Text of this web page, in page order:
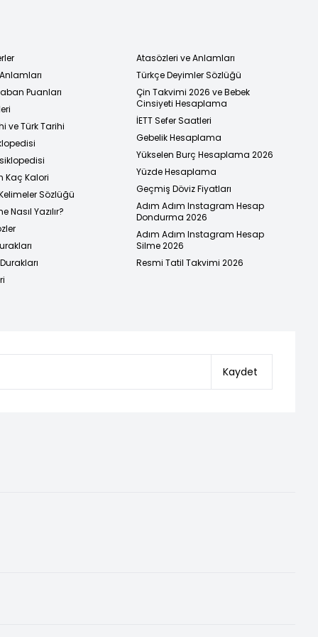
Puanları
ve Türk Tarihi
Kaç Kalori
Sözlüğü
Nasıl Yazılır?
Atasözleri ve Anlamları
Türkçe Deyimler Sözlüğü
Çin Takvimi 2026 ve Bebek
Cinsiyeti Hesaplama
İETT Sefer Saatleri
Gebelik Hesaplama
Yükselen Burç Hesaplama 2026
Yüzde Hesaplama
Geçmiş Döviz Fiyatları
Adım Adım Instagram Hesap
Dondurma 2026
Adım Adım Instagram Hesap
Silme 2026
Resmi Tatil Takvimi 2026
Kaydet